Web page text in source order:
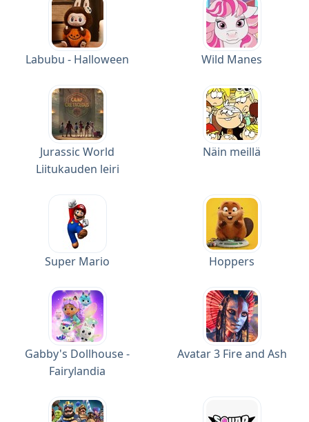
Labubu - Halloween Wild Manes
Jurassic World
Liitukauden leiri
Näin meillä
Super Mario Hoppers
Gabby's Dollhouse -
Fairylandia
Avatar 3 Fire and Ash